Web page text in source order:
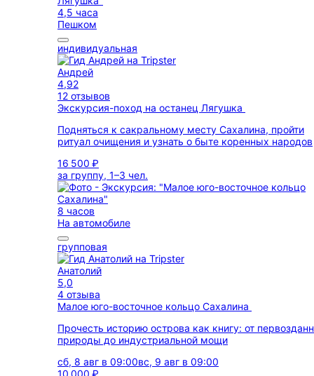
4,5 часа
Пешком
индивидуальная
Андрей
4,92
12 отзывов
Экскурсия-поход на останец Лягушка
Подняться к сакральному месту Сахалина, пройти
ритуал очищения и узнать о быте коренных народов
16 500 ₽
за группу, 1–3 чел.
8 часов
На автомобиле
групповая
Анатолий
5,0
4 отзыва
Малое юго-восточное кольцо Сахалина
Прочесть историю острова как книгу: от
природы до индустриальной мощи
сб, 8 авг в 09:00вс, 9 авг в 09:00
10 000 ₽